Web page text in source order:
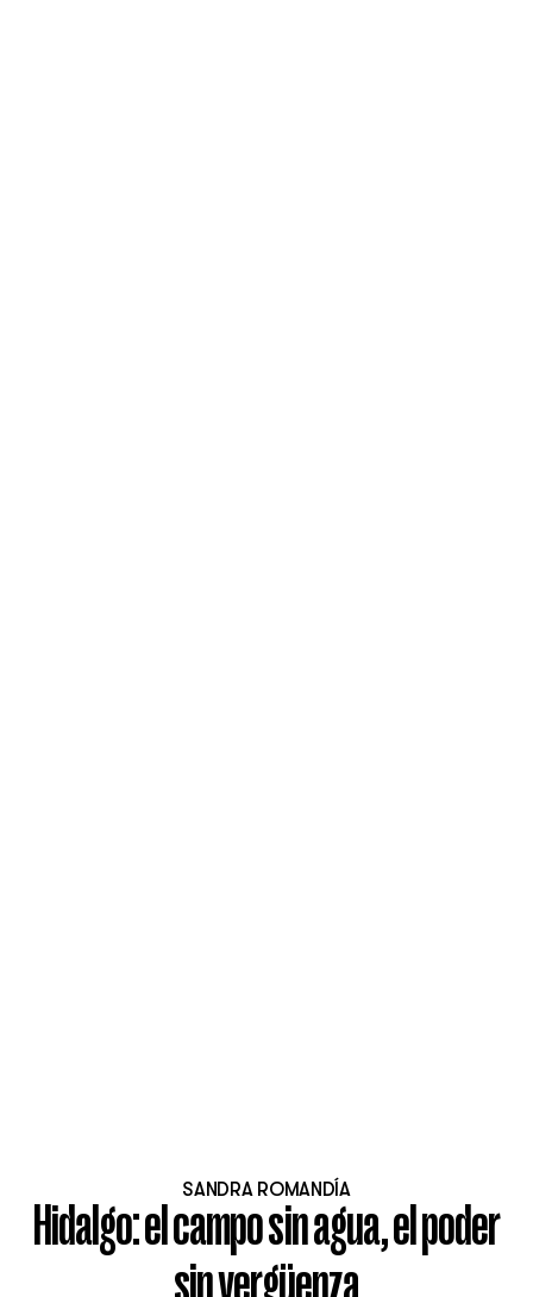
SANDRA ROMANDÍA
Hidalgo: el campo sin agua, el poder